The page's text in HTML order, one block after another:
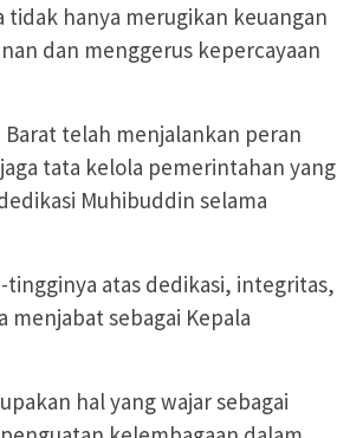
tidak hanya merugikan keuangan
dan menggerus kepercayaan
telah menjalankan peran
tata kelola pemerintahan yang
Muhibuddin selama
atas dedikasi, integritas,
sebagai Kepala
hal yang wajar sebagai